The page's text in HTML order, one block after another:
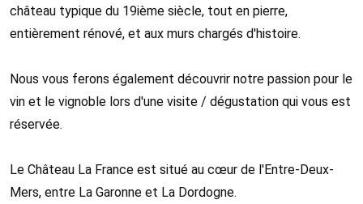
château typique du 19ième siècle, tout en pierre,
entièrement rénové, et aux murs chargés d'histoire.
Nous vous ferons également découvrir notre passion pour le
vin et le vignoble lors d'une visite / dégustation qui vous est
réservée.
Le Château La France est situé au cœur de l'Entre-Deux-
Mers, entre La Garonne et La Dordogne.